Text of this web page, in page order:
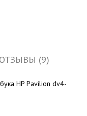
ОТЗЫВЫ (9)
HP Pavilion dv4-